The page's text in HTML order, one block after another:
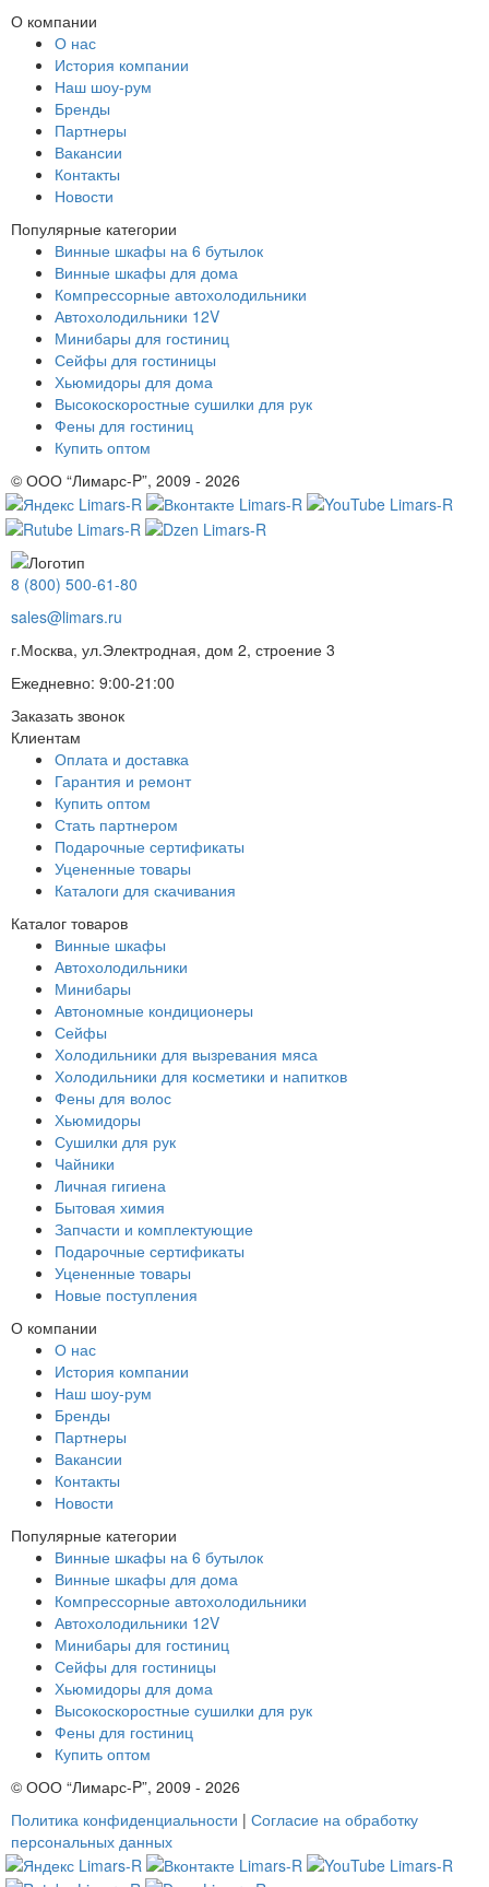
О компании
О нас
История компании
Наш шоу-рум
Бренды
Партнеры
Вакансии
Контакты
Новости
Популярные категории
Винные шкафы на 6 бутылок
Винные шкафы для дома
Компрессорные автохолодильники
Автохолодильники 12V
Минибары для гостиниц
Сейфы для гостиницы
Хьюмидоры для дома
Высокоскоростные сушилки для рук
Фены для гостиниц
Купить оптом
© ООО “Лимарс-P”, 2009 - 2026
8 (800) 500-61-80
sales@limars.ru
г.Москва, ул.Электродная, дом 2, строение 3
Ежедневно: 9:00-21:00
Заказать звонок
Клиентам
Оплата и доставка
Гарантия и ремонт
Купить оптом
Стать партнером
Подарочные сертификаты
Уцененные товары
Каталоги для скачивания
Каталог товаров
Винные шкафы
Автохолодильники
Минибары
Автономные кондиционеры
Сейфы
Холодильники для вызревания мяса
Холодильники для косметики и напитков
Фены для волос
Хьюмидоры
Сушилки для рук
Чайники
Личная гигиена
Бытовая химия
Запчасти и комплектующие
Подарочные сертификаты
Уцененные товары
Новые поступления
О компании
О нас
История компании
Наш шоу-рум
Бренды
Партнеры
Вакансии
Контакты
Новости
Популярные категории
Винные шкафы на 6 бутылок
Винные шкафы для дома
Компрессорные автохолодильники
Автохолодильники 12V
Минибары для гостиниц
Сейфы для гостиницы
Хьюмидоры для дома
Высокоскоростные сушилки для рук
Фены для гостиниц
Купить оптом
© ООО “Лимарс-P”, 2009 - 2026
Политика конфиденциальности | Согласие на обработку
персональных данных